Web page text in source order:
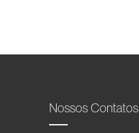
Nossos Contatos